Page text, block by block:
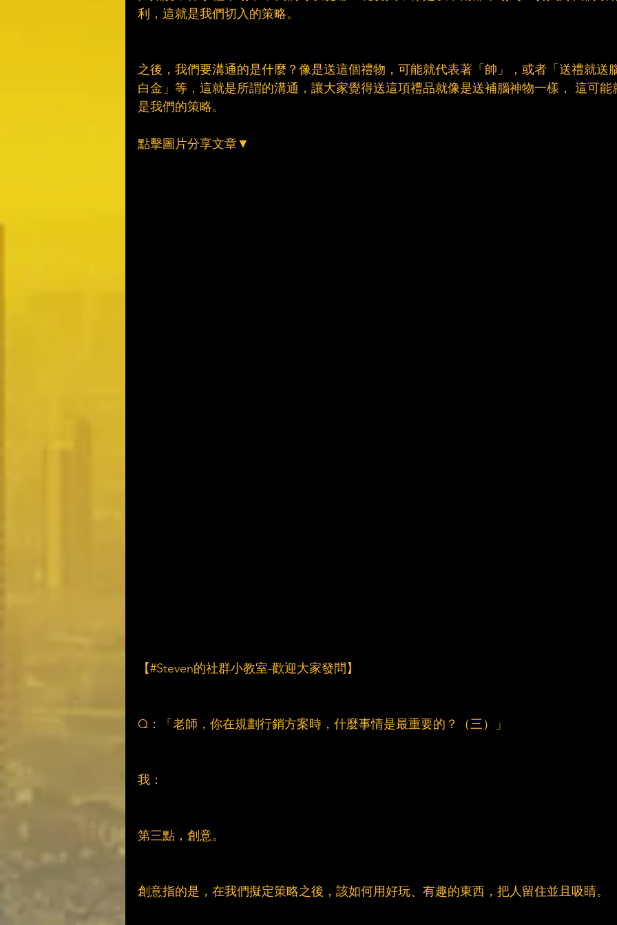
利，這就是我們切入的策略。
之後，我們要溝通的是什麼？像是送這個禮物，可能就代表著「帥」，或者「送禮就送
白金」等，這就是所謂的溝通，讓大家覺得送這項禮品就像是送補腦神物一樣， 這可能
是我們的策略。
點擊圖片分享文章▼
【#Steven的社群小教室-歡迎大家發問】
Q：「老師，你在規劃行銷方案時，什麼事情是最重要的？（三）」
我：
第三點，創意。
創意指的是，在我們擬定策略之後，該如何用好玩、有趣的東西，把人留住並且吸睛。